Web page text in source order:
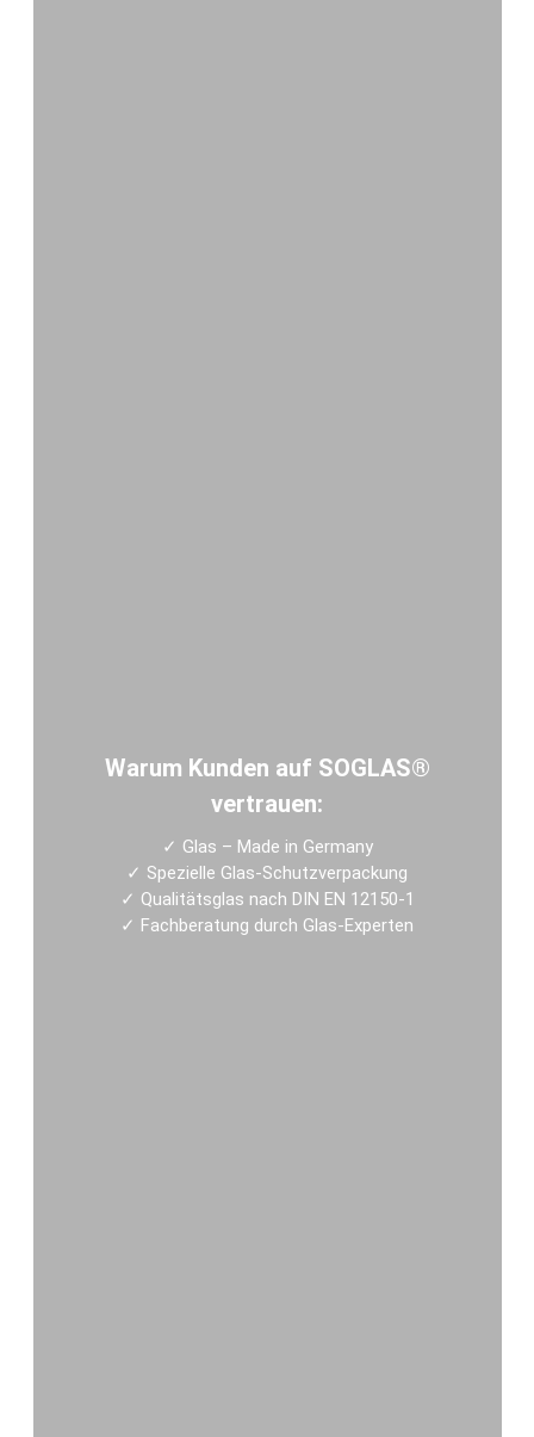
Warum Kunden auf SOGLAS®
vertrauen:
✓ Glas – Made in Germany
✓ Spezielle Glas-Schutzverpackung
✓ Qualitätsglas nach DIN EN 12150-1
✓ Fachberatung durch Glas-Experten